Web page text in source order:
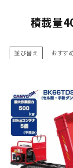
お気に入り一覧
閲覧履歴一覧
農業機械
積載量
並び替え おすす